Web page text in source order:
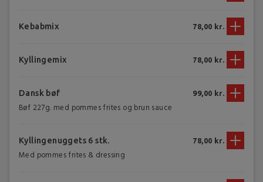
Kebabmix 78,00 kr.
Kyllingemix 78,00 kr.
Dansk bøf
Bøf 227g. med pommes frites og brun sauce
99,00 kr.
Kyllingenuggets 6 stk.
Med pommes frites & dressing
78,00 kr.